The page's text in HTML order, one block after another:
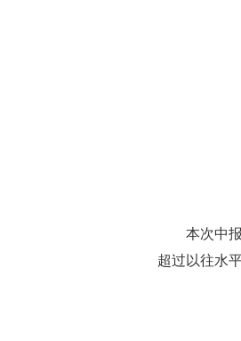
本次中
超过以往水